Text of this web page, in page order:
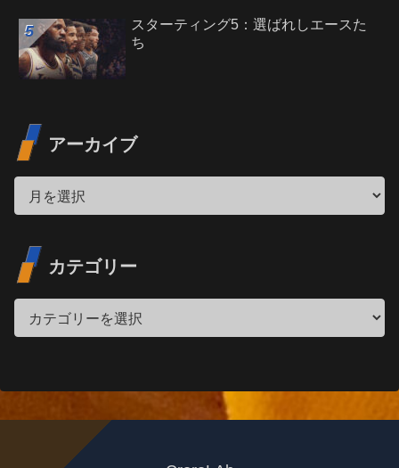
スターティング5：選ばれしエースた
ち
アーカイブ
カテゴリー